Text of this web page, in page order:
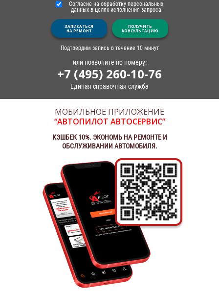
Согласие на обработку персональных
данных в целях исполнения запроса
ЗАПИСАТЬСЯ
НА РЕМОНТ
ПОЛУЧИТЬ
КОНСУЛЬТАЦИЮ
Подтвердим запись в течение 10 минут
или позвоните по номеру:
+7 (495) 260-10-76
Единая справочная служба
МОБИЛЬНОЕ ПРИЛОЖЕНИЕ
“АВТОПИЛОТ АВТОСЕРВИС”
КЭШБЕК 10%. ЭКОНОМЬ НА РЕМОНТЕ И
ОБСЛУЖИВАНИИ АВТОМОБИЛЯ.